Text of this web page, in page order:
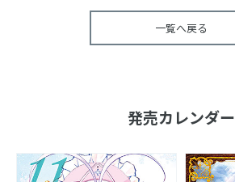
一覧へ戻る
発売カレンダー